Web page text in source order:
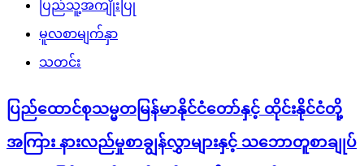
ပြည်သူ့အကျိုးပြု
မူလစာမျက်နှာ
သတင်း
ပြည်ထောင်စုသမ္မတမြန်မာနိုင်ငံတော်နှင့် ထိုင်းနိုင်ငံတို့
အကြား နားလည်မှုစာချွန်လွှာများနှင့် သဘောတူစာချုပ်